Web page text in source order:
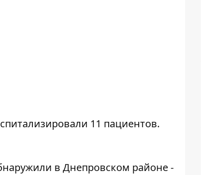
11 пациентов.
в Днепровском районе -